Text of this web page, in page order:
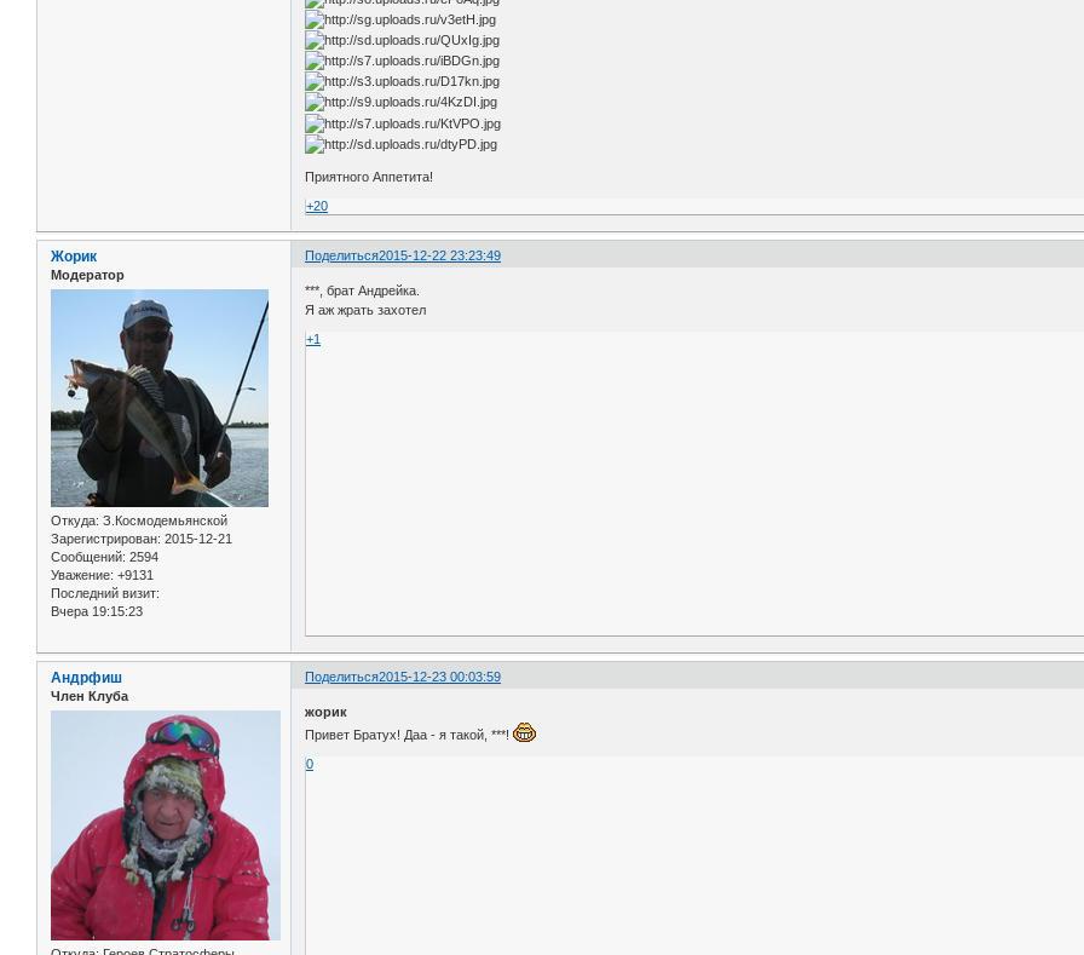
Приятного Аппетита!
+20
Поделиться2015-12-22 23:23:49
Жорик
Модератор
Откуда: З.Космодемьянской
Зарегистрирован: 2015-12-21
Сообщений: 2594
Уважение: +9131
Последний визит:
Вчера 19:15:23
***, брат Андрейка.
Я аж жрать захотел
+1
Поделиться2015-12-23 00:03:59
Андрфиш
Член Клуба
жорик
Привет Братух! Даа - я такой, ***!
0